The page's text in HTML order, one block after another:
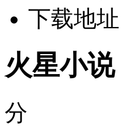
下载地址
火星小说
分